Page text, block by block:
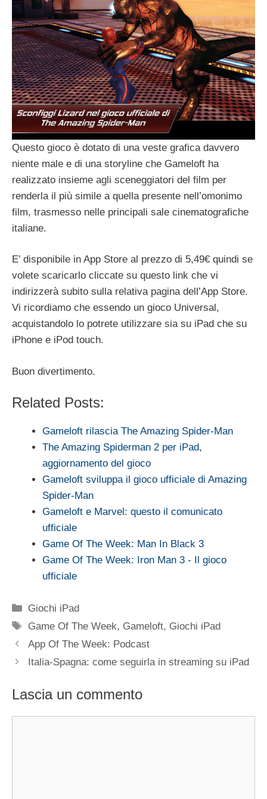
Questo gioco è dotato di una veste grafica davvero
niente male e di una storyline che Gameloft ha
realizzato insieme agli sceneggiatori del film per
renderla il più simile a quella presente nell’omonimo
film, trasmesso nelle principali sale cinematografiche
italiane.
E’ disponibile in App Store al prezzo di 5,49€ quindi se
volete scaricarlo cliccate su questo link che vi
indirizzerà subito sulla relativa pagina dell’App Store.
Vi ricordiamo che essendo un gioco Universal,
acquistandolo lo potrete utilizzare sia su iPad che su
iPhone e iPod touch.
Buon divertimento.
Related Posts:
Gameloft rilascia The Amazing Spider-Man
The Amazing Spiderman 2 per iPad,
aggiornamento del gioco
Gameloft sviluppa il gioco ufficiale di Amazing
Spider-Man
Gameloft e Marvel: questo il comunicato
ufficiale
Game Of The Week: Man In Black 3
Game Of The Week: Iron Man 3 - Il gioco
ufficiale
Categorie
Giochi iPad
Tag
Game Of The Week, Gameloft, Giochi iPad
App Of The Week: Podcast
Italia-Spagna: come seguirla in streaming su iPad
Lascia un commento